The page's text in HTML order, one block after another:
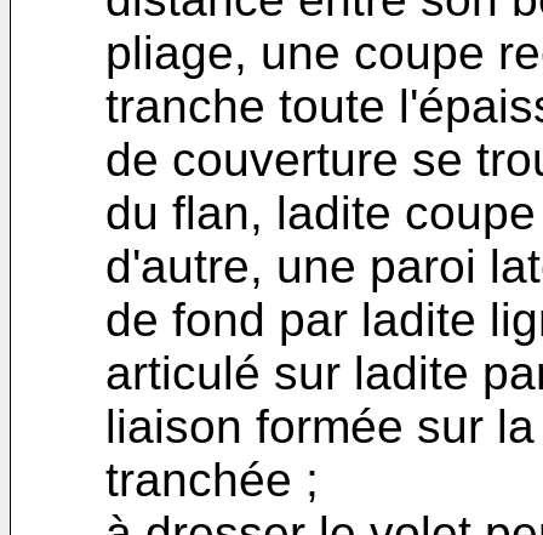
pliage, une coupe
tranche toute
de couverture se
du flan, ladite
d'autre, une paroi
de fond par ladite
articulé sur ladite
liaison formée sur
tranchée ;